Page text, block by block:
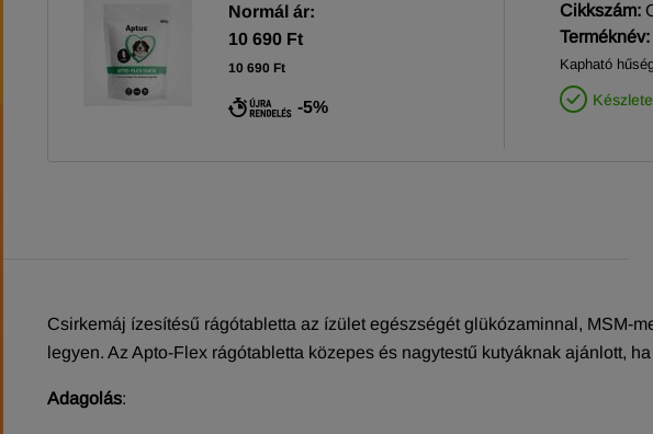
Normál ár:
10 690 Ft
10 690 Ft
-5%
Cikkszám:
Terméknév:
Kapható
Csirkemáj ízesítésű rágótabletta az ízület egészségét glükózaminnal, MSM-
legyen. Az Apto-Flex rágótabletta közepes és nagytestű kutyáknak ajánlott,
Adagolás: